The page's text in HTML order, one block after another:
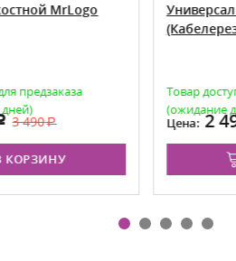
Универсальные ножницы
(Кабелерез) MrLogo 2620
Товар доступен для
(ожидание до 14 дней)